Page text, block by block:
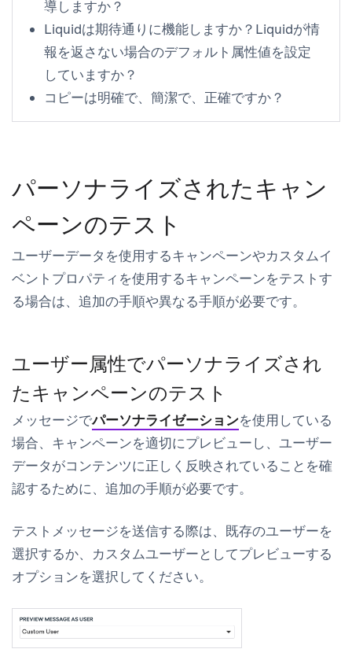
導しますか？
Liquidは期待通りに機能しますか？Liquidが情
報を返さない場合のデフォルト属性値を設定
していますか？
コピーは明確で、簡潔で、正確ですか？
パーソナライズされたキャン
ペーンのテスト
ユーザーデータを使用するキャンペーンやカスタムイ
ベントプロパティを使用するキャンペーンをテストす
る場合は、追加の手順や異なる手順が必要です。
ユーザー属性でパーソナライズされ
たキャンペーンのテスト
メッセージでパーソナライゼーションを使用している
場合、キャンペーンを適切にプレビューし、ユーザー
データがコンテンツに正しく反映されていることを確
認するために、追加の手順が必要です。
テストメッセージを送信する際は、 既存のユーザーを
選択するか、 カスタムユーザーとしてプレビューする
オプションを選択してください。